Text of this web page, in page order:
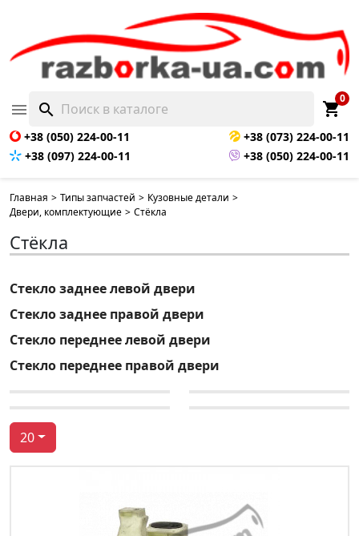
 search shopping_cart
0
+38 (050) 224-00-11
+38 (073) 224-00-11
+38 (097) 224-00-11
+38 (050) 224-00-11
Главная > Типы запчастей > Кузовные детали >
Двери, комплектующие > Стёкла
Стёкла
Стекло заднее левой двери
Стекло заднее правой двери
Стекло переднее левой двери
Стекло переднее правой двери
20